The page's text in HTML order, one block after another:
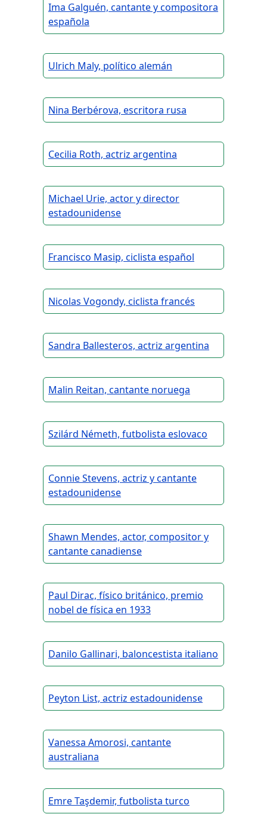
Ima Galguén, cantante y compositora
española
Ulrich Maly, político alemán
Nina Berbérova, escritora rusa
Cecilia Roth, actriz argentina
Michael Urie, actor y director
estadounidense
Francisco Masip, ciclista español
Nicolas Vogondy, ciclista francés
Sandra Ballesteros, actriz argentina
Malin Reitan, cantante noruega
Szilárd Németh, futbolista eslovaco
Connie Stevens, actriz y cantante
estadounidense
Shawn Mendes, actor, compositor y
cantante canadiense
Paul Dirac, físico británico, premio
nobel de física en 1933
Danilo Gallinari, baloncestista italiano
Peyton List, actriz estadounidense
Vanessa Amorosi, cantante
australiana
Emre Taşdemir, futbolista turco